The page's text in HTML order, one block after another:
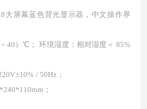
大屏幕蓝色背光显示器，中文操作界
40）℃； 环境湿度：相对湿度＜ 85%
/ 50Hz；
；